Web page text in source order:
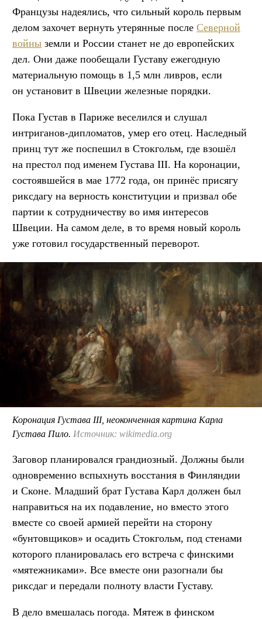
Французы надеялись, что сильный король первым
делом захочет вернуть утерянные после Северной
войны земли и России станет не до европейских
дел. Они даже пообещали Густаву ежегодную
материальную помощь в 1,5 млн ливров, если
он установит в Швеции железные порядки.
Пока Густав в Париже веселился и слушал
интриганов-дипломатов, умер его отец. Наследный
принц тут же поспешил в Стокгольм, где взошёл
на престол под именем Густава III. На коронации,
состоявшейся в мае 1772 года, он принёс присягу
риксдагу на верность конституции и призвал обе
партии к сотрудничеству во имя интересов
Швеции. На самом деле, в то время новый король
уже готовил государственный переворот.
Коронация Густава III, неоконченная картина Карла
Густава Пило. Источник: wikimedia.org
Заговор планировался грандиозный. Должны были
одновременно вспыхнуть восстания в Финляндии
и Сконе. Младший брат Густава Карл должен был
направиться на их подавление, но вместо этого
вместе со своей армией перейти на сторону
«бунтовщиков» и осадить Стокгольм, под стенами
которого планировалась его встреча с финскими
«мятежниками». Все вместе они разогнали бы
риксдаг и передали полноту власти Густаву.
В дело вмешалась погода. Мятеж в финском